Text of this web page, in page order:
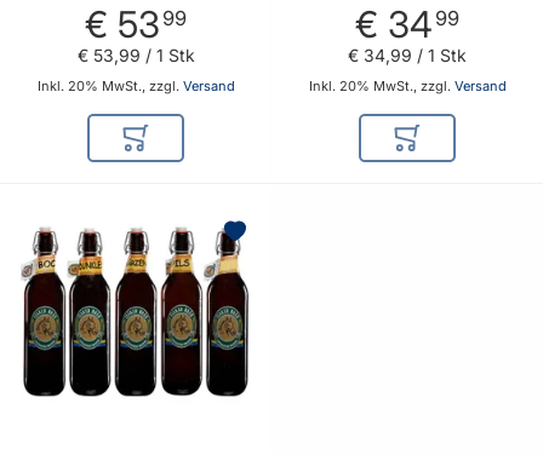
€ 53 99
Inkl. 20% MwSt., zzgl. Versand
€ 53,99 / 1 Stk
In den Warenkorb
€ 34 99
Inkl. 20% MwSt., zzgl. Versand
€ 34,99 / 1 Stk
In den